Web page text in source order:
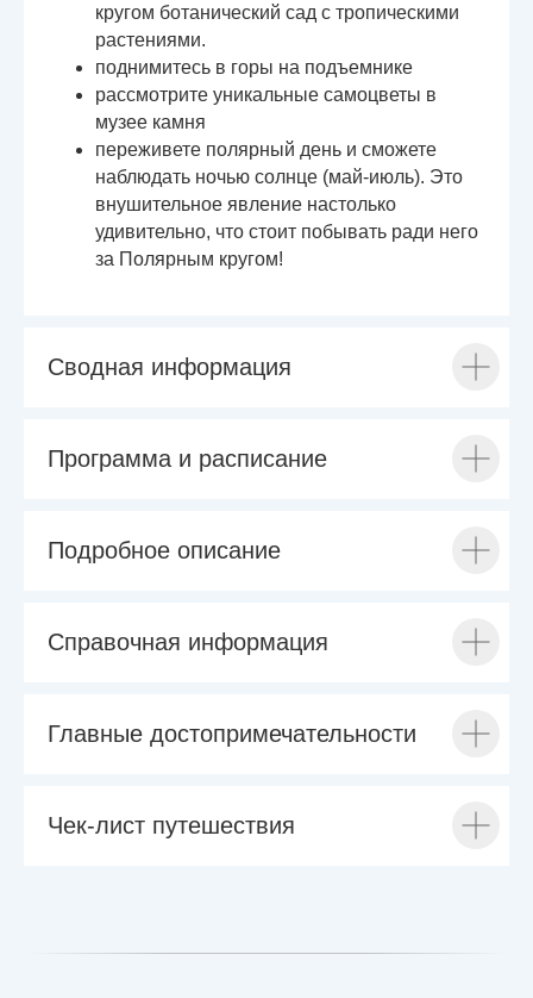
кругом ботанический сад с тропическими
растениями.
поднимитесь в горы на подъемнике
рассмотрите уникальные самоцветы в
музее камня
переживете полярный день и сможете
наблюдать ночью солнце (май-июль). Это
внушительное явление настолько
удивительно, что стоит побывать ради него
за Полярным кругом!
Сводная информация
Программа и расписание
Подробное описание
Справочная информация
Главные достопримечательности
Чек-лист путешествия